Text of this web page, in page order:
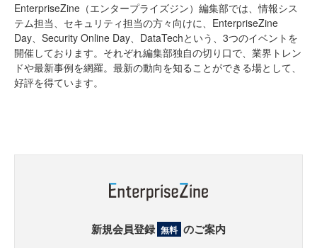
EnterpriseZine（エンタープライズジン）編集部では、情報シス
テム担当、セキュリティ担当の方々向けに、EnterpriseZine
Day、Security Online Day、DataTechという、3つのイベントを
開催しております。それぞれ編集部独自の切り口で、業界トレン
ドや最新事例を網羅。最新の動向を知ることができる場として、
好評を得ています。
新規会員登録 無料 のご案内